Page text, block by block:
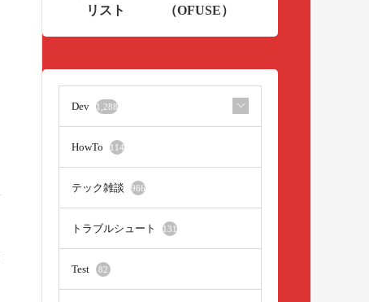
リスト
（OFUSE）
Dev 1,288
HowTo 114
テック雑談 966
トラブルシュート 131
Test 82